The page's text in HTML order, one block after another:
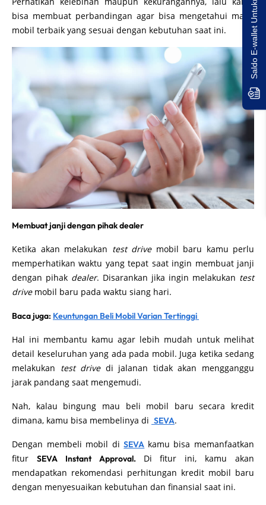
bisa membuat perbandingan agar bisa mengetahui mana
mobil terbaik yang sesuai dengan kebutuhan saat ini.
Membuat janji dengan pihak dealer
Ketika akan melakukan test drive mobil baru kamu perlu
memperhatikan waktu yang tepat saat ingin membuat janji
dengan pihak dealer. Disarankan jika ingin melakukan test
drive mobil baru pada waktu siang hari.
Baca juga: Keuntungan Beli Mobil Varian Tertinggi
Hal ini membantu kamu agar lebih mudah untuk melihat
detail keseluruhan yang ada pada mobil. Juga ketika sedang
melakukan test drivedi jalanan tidak akan mengganggu
jarak pandang saat mengemudi.
Nah, kalau bingung mau beli mobil baru secara kredit
dimana, kamu bisa membelinya di SEVA.
Dengan membeli mobil diSEVA kamu bisa memanfaatkan
fitur SEVA Instant Approval. Di fitur ini, kamu akan
mendapatkan rekomendasi perhitungan kredit mobil baru
dengan menyesuaikan kebutuhan dan finansial saat ini.
Saldo E-wallet Untukmu!